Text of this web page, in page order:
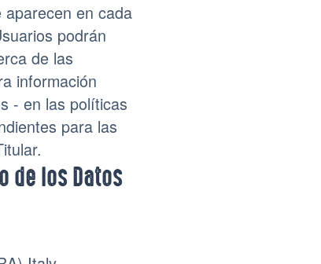
en cada
podrán
de las
información
- en las políticas
para las
de los Datos